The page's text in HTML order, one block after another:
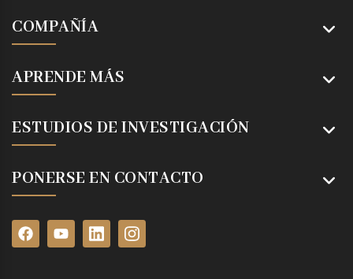
COMPAÑÍA
APRENDE MÁS
ESTUDIOS DE INVESTIGACIÓN
PONERSE EN CONTACTO